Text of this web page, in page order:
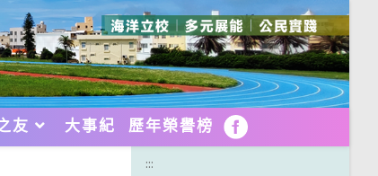
友 大事紀 歷年榮譽榜 FB
:::